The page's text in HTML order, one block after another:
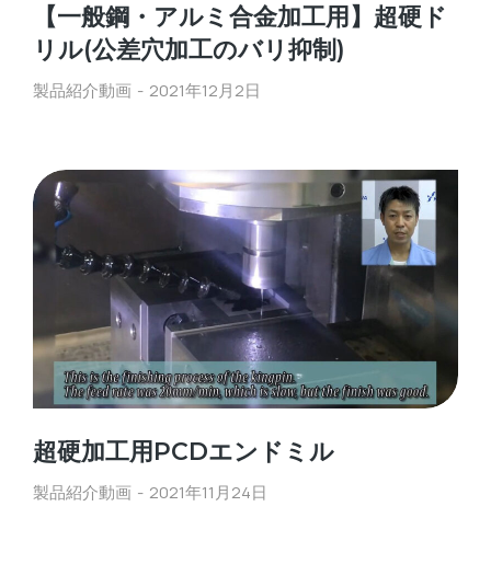
【一般鋼・アルミ合金加工用】超硬ド
リル(公差穴加工のバリ抑制)
製品紹介動画 2021年12月2日
超硬加工用PCDエンドミル
製品紹介動画 2021年11月24日